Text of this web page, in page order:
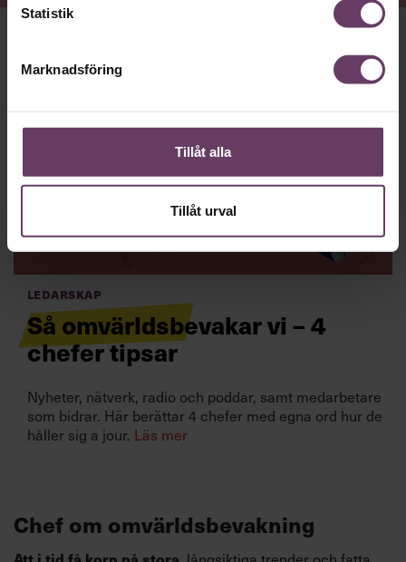
Statistik
Marknadsföring
Tillåt alla
Tillåt urval
Ledarskap
Så omvärldsbevakar vi – 4
chefer tipsar
Nyheter, nätverk, radio och poddar, samt medarbetare
som bidrar. Här berättar 4 chefer med egna ord hur de
håller sig a jour. Läs mer
Chef om omvärldsbevakning